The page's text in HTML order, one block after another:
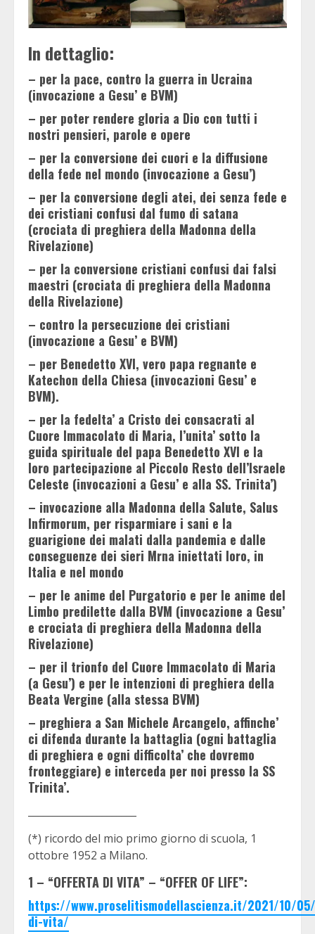
In dettaglio:
– per la pace, contro la guerra in Ucraina
(invocazione a Gesu’ e BVM)
– per poter rendere gloria a Dio con tutti i
nostri pensieri, parole e opere
– per la conversione dei cuori e la diffusione
della fede nel mondo (invocazione a Gesu’)
– per la conversione degli atei, dei senza fede e
dei cristiani confusi dal fumo di satana
(crociata di preghiera della Madonna della
Rivelazione)
– per la conversione cristiani confusi dai falsi
maestri (crociata di preghiera della Madonna
della Rivelazione)
– contro la persecuzione dei cristiani
(invocazione a Gesu’ e BVM)
– per Benedetto XVI, vero papa regnante e
Katechon della Chiesa (invocazioni Gesu’ e
BVM).
– per la fedelta’ a Cristo dei consacrati al
Cuore Immacolato di Maria, l’unita’ sotto la
guida spirituale del papa Benedetto XVI e la
loro partecipazione al Piccolo Resto dell’Israele
Celeste (invocazioni a Gesu’ e alla SS. Trinita’)
– invocazione alla Madonna della Salute, Salus
Infirmorum, per risparmiare i sani e la
guarigione dei malati dalla pandemia e dalle
conseguenze dei sieri Mrna iniettati loro, in
Italia e nel mondo
– per le anime del Purgatorio e per le anime del
Limbo predilette dalla BVM (invocazione a Gesu’
e crociata di preghiera della Madonna della
Rivelazione)
– per il trionfo del Cuore Immacolato di Maria
(a Gesu’) e per le intenzioni di preghiera della
Beata Vergine (alla stessa BVM)
– preghiera a San Michele Arcangelo, affinche’
ci difenda durante la battaglia (ogni battaglia
di preghiera e ogni difficolta’ che dovremo
fronteggiare) e interceda per noi presso la SS
Trinita’.
(*) ricordo del mio primo giorno di scuola, 1
ottobre 1952 a Milano.
1 – “OFFERTA DI VITA” – “OFFER OF LIFE”:
https://www.proselitismodellascienza.it/2021/10/
di-vita/